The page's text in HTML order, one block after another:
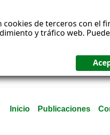
cookies de terceros con el
y tráfico web.
Inicio Publicaciones